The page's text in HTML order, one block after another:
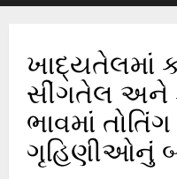
ખાદ્યતેલમાં
સીંગતેલ અને
ભાવમાં તોતિંગ
ગૃહિણીઓનું